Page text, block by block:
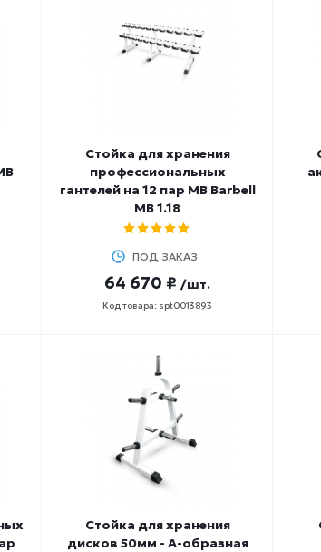
Стойка для хранения
профессиональных
гантелей на 12 пар MB Barbell
MB 1.18
ПОД ЗАКАЗ
64 670 ₽ /шт.
Код товара: spt0013893
Стойка для хранения
дисков 50мм - А-образная